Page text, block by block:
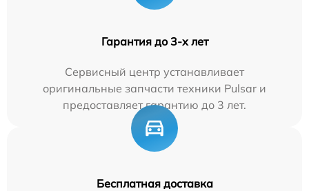
Гарантия до 3-х лет
Сервисный центр устанавливает
оригинальные запчасти техники Pulsar и
предоставляет гарантию до 3 лет.
Бесплатная доставка